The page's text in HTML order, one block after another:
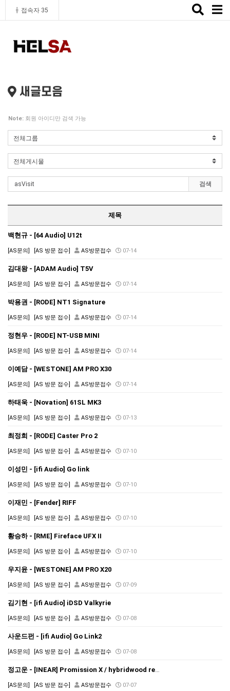
접속자 35
Toggle
새글모음
Note: 회원 아이디만 검색 가능
검색
제목
백현규 - [64 Audio] U12t
[AS문의] [AS 방문 접수] AS방문접수 07-14
김대왕 - [ADAM Audio] T5V
[AS문의] [AS 방문 접수] AS방문접수 07-14
박용권 - [RODE] NT1 Signature
[AS문의] [AS 방문 접수] AS방문접수 07-14
정현우 - [RODE] NT-USB MINI
[AS문의] [AS 방문 접수] AS방문접수 07-14
이예담 - [WESTONE] AM PRO X30
[AS문의] [AS 방문 접수] AS방문접수 07-14
하태욱 - [Novation] 61SL MK3
[AS문의] [AS 방문 접수] AS방문접수 07-13
최정희 - [RODE] Caster Pro 2
[AS문의] [AS 방문 접수] AS방문접수 07-10
이성민 - [ifi Audio] Go link
[AS문의] [AS 방문 접수] AS방문접수 07-10
이재민 - [Fender] RIFF
[AS문의] [AS 방문 접수] AS방문접수 07-10
황승하 - [RME] Fireface UFX II
[AS문의] [AS 방문 접수] AS방문접수 07-10
우지윤 - [WESTONE] AM PRO X20
[AS문의] [AS 방문 접수] AS방문접수 07-09
김기현 - [ifi Audio] iDSD Valkyrie
[AS문의] [AS 방문 접수] AS방문접수 07-08
사운드펀 - [ifi Audio] Go Link2
[AS문의] [AS 방문 접수] AS방문접수 07-08
정고운 - [INEAR] Promission X / hybridwood resin blue
[AS문의] [AS 방문 접수] AS방문접수 07-07